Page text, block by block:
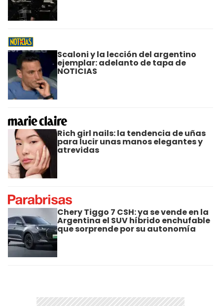
Scaloni y la lección del argentino
ejemplar: adelanto de tapa de
NOTICIAS
Rich girl nails: la tendencia de uñas
para lucir unas manos elegantes y
atrevidas
Chery Tiggo 7 CSH: ya se vende en la
Argentina el SUV híbrido enchufable
que sorprende por su autonomía